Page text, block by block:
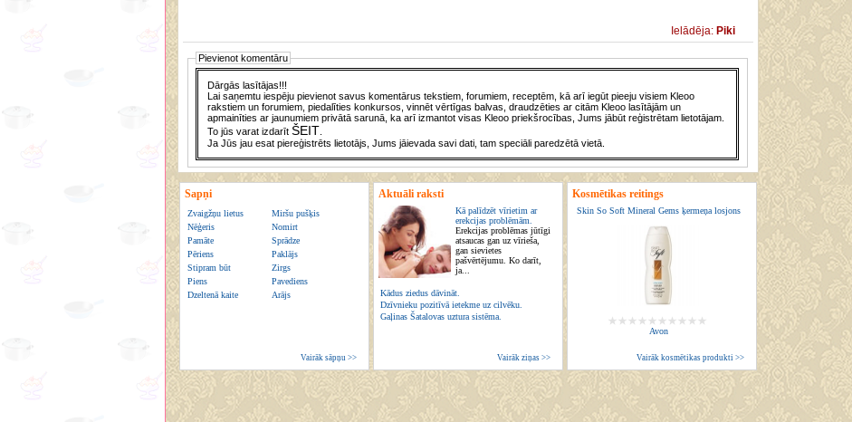
Ielādēja: Piki
Pievienot komentāru
Dārgās lasītājas!!!
Lai saņemtu iespēju pievienot savus komentārus tekstiem, forumiem, receptēm, kā arī iegūt pieeju visiem Kleoo
rakstiem un forumiem, piedalīties konkursos, vinnēt vērtīgas balvas, draudzēties ar citām Kleoo lasītājām un
apmainīties ar jaunumiem privātā sarunā, ka arī izmantot visas Kleoo priekšrocības, Jums jābūt reģistrētam lietotājam.
To jūs varat izdarītŠEIT
Ja Jūs jau esat piereģistrēts lietotājs, Jums jāievada savi dati, tam speciāli paredzētā vietā.
Sapņi
Zvaigžņu lietus
Miršu pušķis
Nēģeris
Nomirt
Pamāte
Sprādze
Pēriens
Paklājs
Stipram būt
Zirgs
Piens
Pavediens
Dzeltenā kaite
Arājs
Vairāk sāpņu >>
Aktuāli raksti
Kā palīdzēt vīrietim ar
erekcijas problēmām.
Erekcijas problēmas jūtīgi
atsaucas gan uz vīrieša,
gan sievietes
pašvērtējumu. Ko darīt,
ja...
Kādus ziedus dāvināt.
Dzīvnieku pozitīvā ietekme uz cilvēku.
Gaļinas Šatalovas uztura sistēma.
Vairāk ziņas >>
Kosmētikas reitings
Skin So Soft Mineral Gems ķermeņa losjons
Avon
Vairāk kosmētikas produkti >>